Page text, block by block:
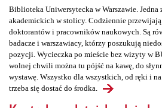
Biblioteka Uniwersytecka w Warszawie.
akademickich w stolicy. Codziennie
doktorantów i pracowników naukowych. Są
badacze i warszawiacy, którzy poszukują
pozycji. Wycieczka po mieście bez wizyty w
wolnej chwili można tu pójść na kawę, do
wystawę. Wszystko dla wszystkich, od ręki i
trzeba się dostać do środka.